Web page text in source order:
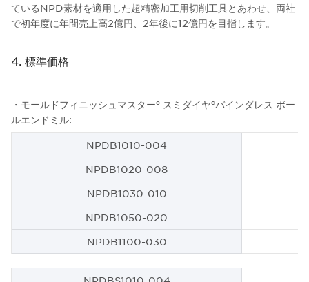
ているNPD素材を適用した超精密加工用切削工具とあわせ、両社
で初年度に年間売上高2億円、2年後に12億円を目指します。
4. 標準価格
・モールドフィニッシュマスター® スミダイヤ®バインダレス ボー
ルエンドミル:
NPDB1010-004
NPDB1020-008
NPDB1030-010
NPDB1050-020
NPDB1100-030